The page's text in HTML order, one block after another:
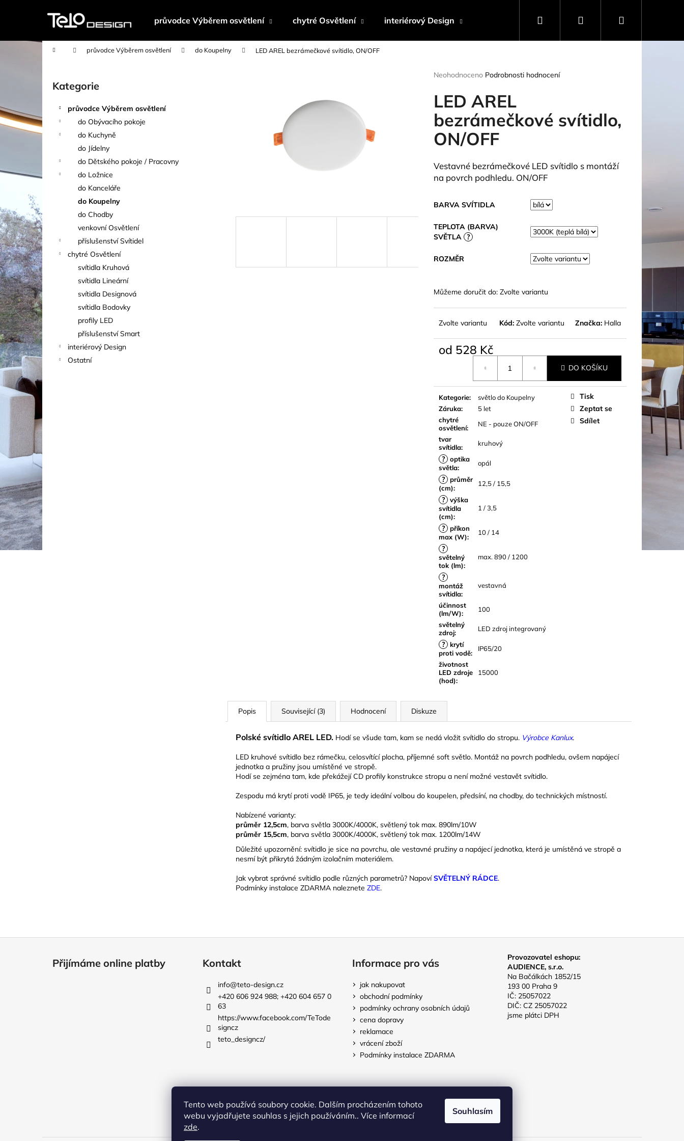
Tento web používá soubory cookie. Dalším procházením tohoto
webu vyjadřujete souhlas s jejich používáním.. Více informací
zde.
Souhlasím
průvodce Výběrem osvětlení chytré Osvětlení interiérový Design světelný Rádce o nás
Hledat PřihlášeníNákupní
Domů průvodce Výběrem osvětlení do Koupelny LED AREL bezrámečkové svítidlo, ON/OFF
r
a
n
e
l
Přeskočit
kategorie
Kategorie
průvodce Výběrem osvětlení
do Obývacího pokoje
do Kuchyně
do Jídelny
do Dětského pokoje / Pracovny
do Ložnice
do Kanceláře
do Koupelny
do Chodby
venkovní Osvětlení
příslušenství Svítidel
chytré Osvětlení
svítidla Kruhová
svítidla Lineární
svítidla Designová
svítidla Bodovky
profily LED
příslušenství Smart
interiérový Design
Ostatní
Průměrné
produktu
je
0,0
5
hvězdiček.
Neohodnoceno Podrobnosti hodnocení
LED AREL
bezrámečkové svítidlo,
ON/OFF
Vestavné bezrámečkové LED svítidlo s montáží
na povrch podhledu. ON/OFF
BARVA SVÍTIDLA
TEPLOTA (BARVA)
SVĚTLA
?
ROZMĚR
Můžeme doručit do: Zvolte variantu
Zvolte variantu Kód: Zvolte variantu Značka: Halla
od 528 Kč
DO KOŠÍKU
Kategorie:
světlo do Koupelny
Záruka:
5 let
chytré
osvětlení:
NE - pouze ON/OFF
tvar
svítidla: kruhový
?
optika
světla:
opál
?
průměr
(cm):
12,5 / 15,5
?
výška
svítidla
(cm):
1 / 3,5
?
příkon
max (W):
10 / 14
?
světelný
tok (lm):
max. 890 / 1200
?
montáž
svítidla:
vestavná
účinnost
(lm/W):
100
světelný
zdroj: LED zdroj integrovaný
?
krytí
proti vodě:
IP65/20
životnost
LED zdroje
(hod):
15000
Tisk
Zeptat se
Sdílet
Popis Související (3) Hodnocení Diskuze
Polské svítidlo AREL LED. Hodí se všude tam, kam se nedá vložit svítidlo do stropu. Výrobce Kanlux.
LED kruhové svítidlo bez rámečku, celosvítící plocha, příjemné soft světlo. Montáž na povrch podhledu, ovšem napájecí
jednotka a pružiny jsou umístěné ve stropě.
Hodí se zejména tam, kde překážejí CD profily konstrukce stropu a není možné vestavět svítidlo.
Zespodu má krytí proti vodě IP65, je tedy ideální volbou do koupelen, předsíní, na chodby, do technických místností.
Nabízené varianty:
průměr 12,5cm, barva světla 3000K/4000K, světlený tok max. 890lm/10W
průměr 15,5cm, barva světla 3000K/4000K, světlený tok max. 1200lm/14W
Důležité upozornění: svítidlo je sice na povrchu, ale vestavné pružiny a napájecí jednotka, která je umístěná ve stropě a
nesmí být přikrytá žádným izolačním materiálem.
Jak vybrat správné svítidlo podle různých parametrů? NapovíSVĚTELNÝ RÁDCE.
Podmínky instalace ZDARMA naleznete ZDE.
í
do
do
Co potřebujete najít?
Doporučujeme
Přijímáme online platby Kontakt
info@teto-design.cz
+420 606 924 988; +420 604 657 0
63
https://www.facebook.com/TeTode
signcz
teto_designcz/
Informace pro vás
jak nakupovat
obchodní podmínky
podmínky ochrany osobních údajů
cena dopravy
reklamace
vrácení zboží
Podmínky instalace ZDARMA
Provozovatel eshopu:
AUDIENCE, s.r.o.
Na Bačálkách 1852/15
193 00 Praha 9
IČ: 25057022
DIČ: CZ 25057022
jsme plátci DPH